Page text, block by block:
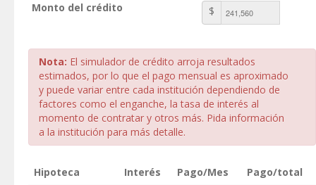
Monto del crédito $
Nota: El simulador de crédito arroja resultados
estimados, por lo que el pago mensual es aproximado
y puede variar entre cada institución dependiendo de
factores como el enganche, la tasa de interés al
momento de contratar y otros más. Pida información
a la institución para más detalle.
Hipoteca Interés Pago/Mes
Pago/total